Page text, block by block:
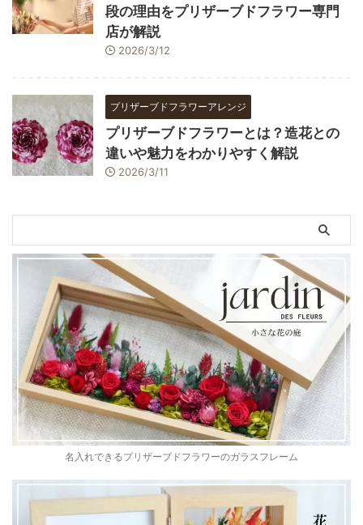
段の理由をプリザーブドフラワー専門
店が解説
2026/3/12
プリザーブドフラワーアレンジ
プリザーブドフラワーとは？造花との
違いや魅力をわかりやすく解説
2026/3/11
名入れできるプリザーブドフラワーのガラスフレーム